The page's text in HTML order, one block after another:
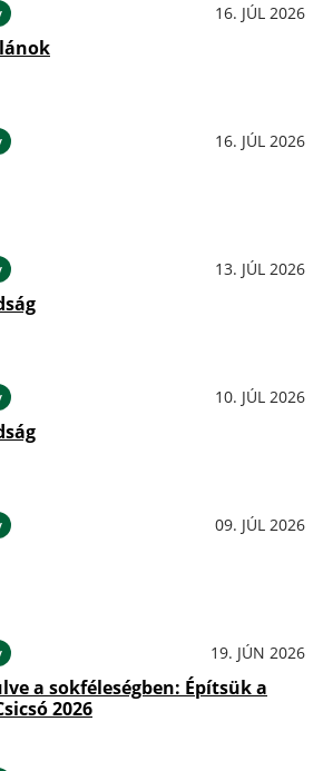
16. JÚL 2026
16. JÚL 2026
13. JÚL 2026
10. JÚL 2026
09. JÚL 2026
19. JÚN 2026
a sokféleségben: Építsük a
2026